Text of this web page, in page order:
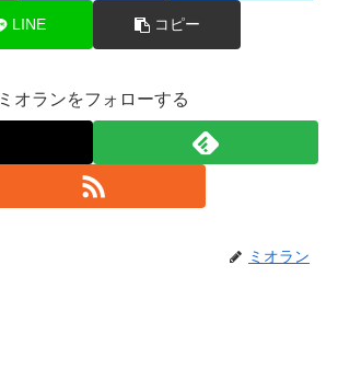
LINE コピー
ミオランをフォローする
ミオラン